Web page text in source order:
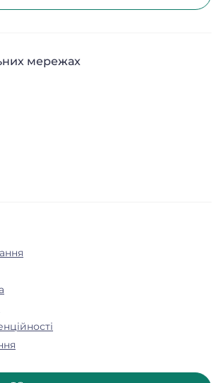
мережах